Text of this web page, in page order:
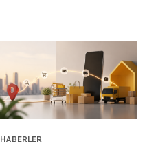
HABERLER